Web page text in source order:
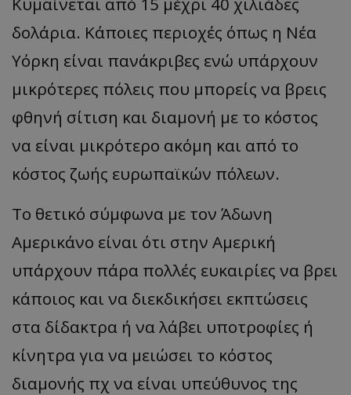
δολάρια. Κάποιες περιοχές όπως η Νέα
Υόρκη είναι πανάκριβες ενώ υπάρχουν
μικρότερες πόλεις που μπορείς να βρεις
φθηνή σίτιση και διαμονή με το κόστος
να είναι μικρότερο ακόμη και από το
κόστος ζωής ευρωπαϊκών πόλεων.
Το θετικό σύμφωνα με τον Άδωνη
Αμερικάνο είναι ότι στην Αμερική
υπάρχουν πάρα πολλές ευκαιρίες να βρει
κάποιος και να διεκδικήσει εκπτώσεις
στα δίδακτρα ή να λάβει υποτροφίες ή
κίνητρα για να μειώσει το κόστος
διαμονής πχ να είναι υπεύθυνος της